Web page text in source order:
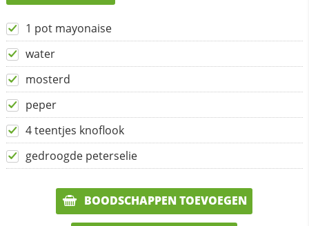
1 pot mayonaise
water
mosterd
peper
4 teentjes knoflook
gedroogde peterselie
BOODSCHAPPEN TOEVOEGEN